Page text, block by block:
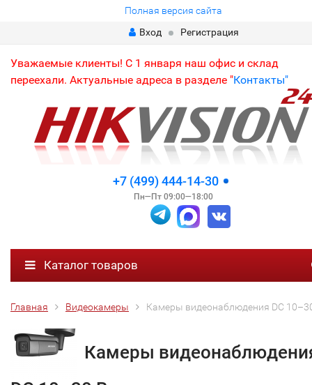
Полная версия сайта
Вход
Регистрация
Уважаемые клиенты! С 1 января наш офис и склад
переехали. Актуальные адреса в разделе "Контакты"
+7 (499) 444-14-30
Пн—Пт 09:00—18:00
Каталог товаров
Главная Видеокамеры Камеры видеонаблюдения DC
Камеры